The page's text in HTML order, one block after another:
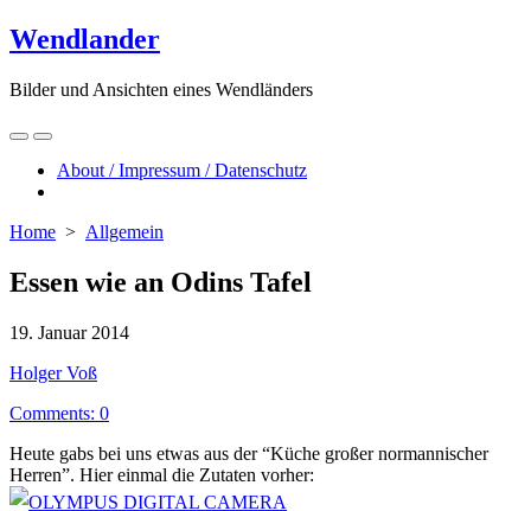
Skip
to
Wendlander
Bilder und Ansichten eines Wendländers
Search
Toggle
Menu
About / Impressum / Datenschutz
Home > Allgemein
Essen wie an Odins Tafel
Published
19. Januar 2014
Author
Holger Voß
Comments: 0
Heute gabs bei uns etwas aus der “Küche großer normannischer
Herren”. Hier einmal die Zutaten vorher: